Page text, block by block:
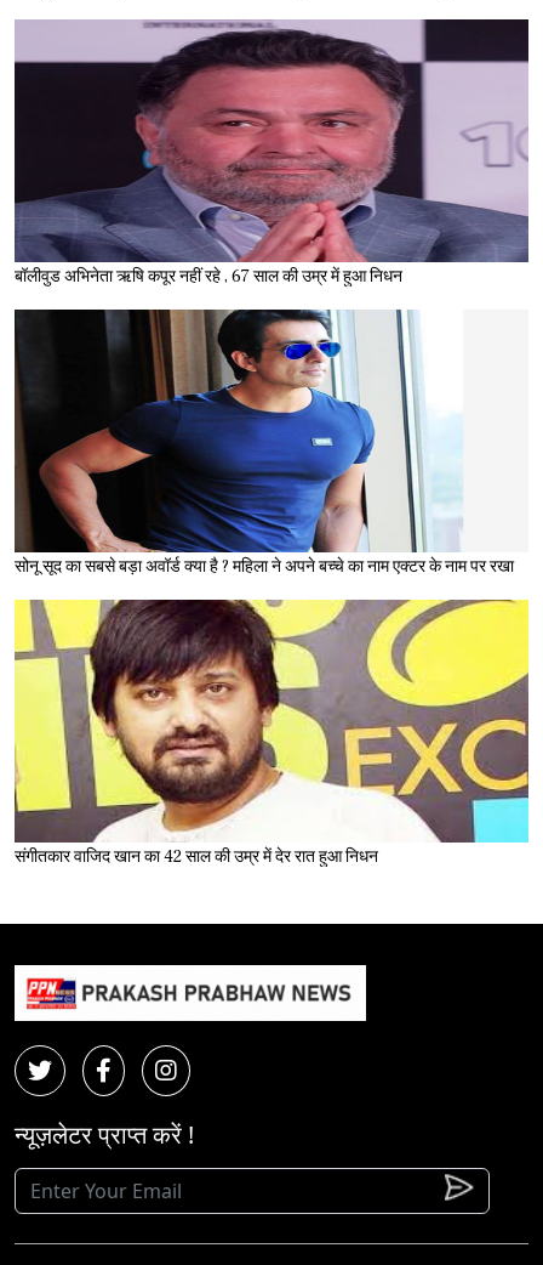
बॉलीवुड अभिनेता ऋषि कपूर नहीं रहे , 67 साल की उम्र में हुआ निधन
सोनू सूद का सबसे बड़ा अवॉर्ड क्या है ? महिला ने अपने बच्चे का नाम एक्टर के नाम पर रखा
संगीतकार वाजिद खान का 42 साल की उम्र में देर रात हुआ निधन
न्यूज़लेटर प्राप्त करें !